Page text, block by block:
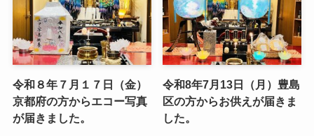
令和８年７月１７日（金）
京都府の方からエコー写真
が届きました。
令和8年7月13日（月）豊島
区の方からお供えが届きま
した。